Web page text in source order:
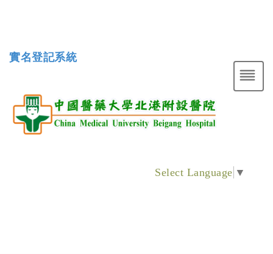
實名登記系統
Select Language ▼